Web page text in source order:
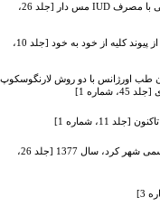
بررسی رابطه عفونت کلامیدیایی با مصرف IUD مس دار [جلد 26،
برگرداندن ادرار به مسیر طبیعی با استفاده از پیوند کلیه از خود به خود [جلد 10،
طب اورژانس با دو روش لارنگوسکوپ
1]
شماره 1]
تعیین شیوع هپاتیت C در بیماران مبتلا به تالاسمی شهر کرد، سال 1377 [جلد 26،